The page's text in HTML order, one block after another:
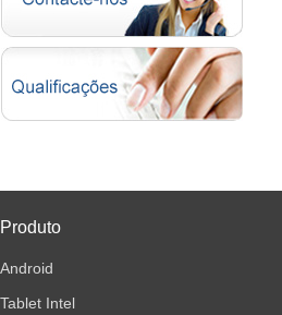
Produto
Android
Tablet Intel